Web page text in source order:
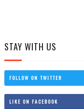
STAY WITH US
FOLLOW ON TWITTER
LIKE ON FACEBOOK